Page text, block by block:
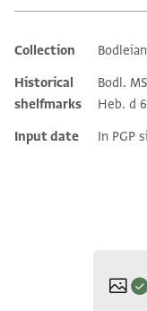
Additional
Collection
Historical
shelfmarks
Bodl.
Heb. d
Input date
In PGP